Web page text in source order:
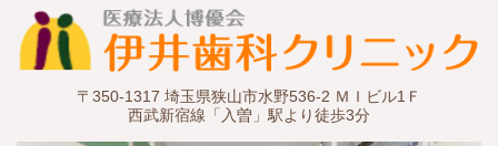
〒350-1317 埼玉県狭山市水野536-2 ＭＩビル1Ｆ
西武新宿線「入曽」駅より徒歩3分